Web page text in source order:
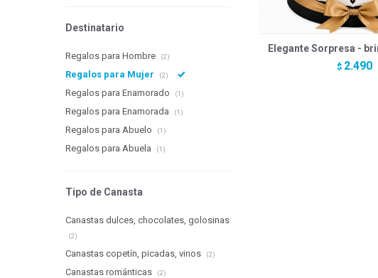
Elegante Sorpresa -
$ 2.490
Destinatario
Regalos para Hombre (2)
Regalos para Mujer (2)
Regalos para Enamorado (1)
Regalos para Enamorada (1)
Regalos para Abuelo (1)
Regalos para Abuela (1)
Tipo de Canasta
Canastas dulces, chocolates, golosinas
(2)
Canastas copetín, picadas, vinos (2)
Canastas románticas (2)